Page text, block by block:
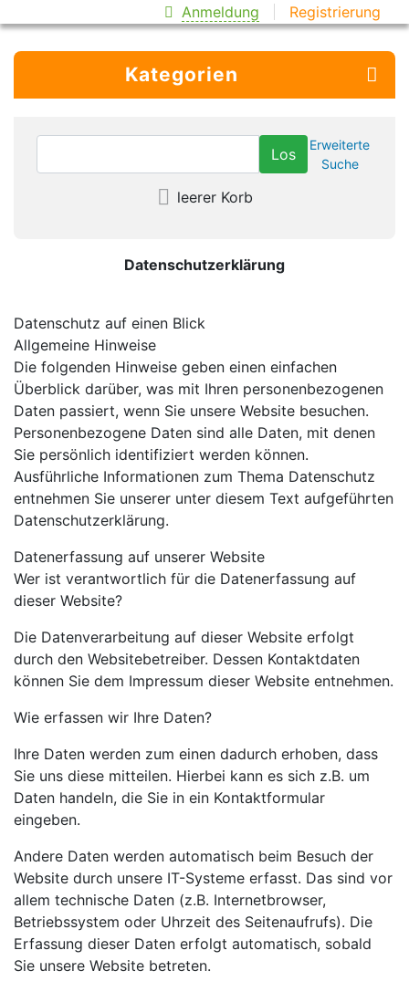
Anmeldung Registrierung
Kategorien
Erweiterte
Suche
leerer Korb
Datenschutzerklärung
Datenschutz auf einen Blick
Allgemeine Hinweise
Die folgenden Hinweise geben einen einfachen
Überblick darüber, was mit Ihren personenbezogenen
Daten passiert, wenn Sie unsere Website besuchen.
Personenbezogene Daten sind alle Daten, mit denen
Sie persönlich identifiziert werden können.
Ausführliche Informationen zum Thema Datenschutz
entnehmen Sie unserer unter diesem Text aufgeführten
Datenschutzerklärung.
Datenerfassung auf unserer Website
Wer ist verantwortlich für die Datenerfassung auf
dieser Website?
Die Datenverarbeitung auf dieser Website erfolgt
durch den Websitebetreiber. Dessen Kontaktdaten
können Sie dem Impressum dieser Website entnehmen.
Wie erfassen wir Ihre Daten?
Ihre Daten werden zum einen dadurch erhoben, dass
Sie uns diese mitteilen. Hierbei kann es sich z.B. um
Daten handeln, die Sie in ein Kontaktformular
eingeben.
Andere Daten werden automatisch beim Besuch der
Website durch unsere IT-Systeme erfasst. Das sind vor
allem technische Daten (z.B. Internetbrowser,
Betriebssystem oder Uhrzeit des Seitenaufrufs). Die
Erfassung dieser Daten erfolgt automatisch, sobald
Sie unsere Website betreten.